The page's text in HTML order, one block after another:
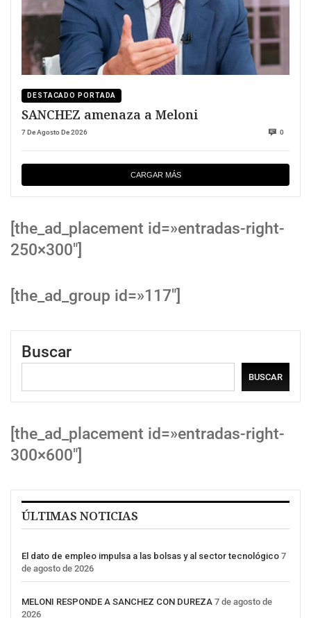
DESTACADO PORTADA
SANCHEZ amenaza a Meloni
7 De Agosto De 2026 0
CARGAR MÁS
[the_ad_placement id=»entradas-right-
250×300″]
[the_ad_group id=»117″]
Buscar
BUSCAR
[the_ad_placement id=»entradas-right-
300×600″]
ÚLTIMAS NOTICIAS
El dato de empleo impulsa a las bolsas y al sector tecnológico 7
de agosto de 2026
MELONI RESPONDE A SANCHEZ CON DUREZA 7 de agosto de
2026